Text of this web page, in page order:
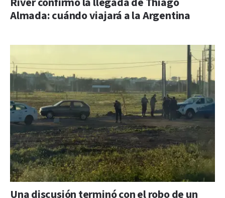
Almada: cuándo viajará a la Argentina
Una discusión terminó con el robo de un